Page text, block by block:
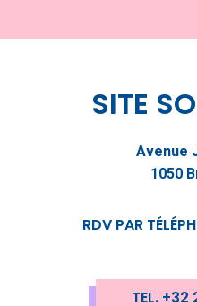
SITE
Avenue
1050
RDV PAR
TEL. +32